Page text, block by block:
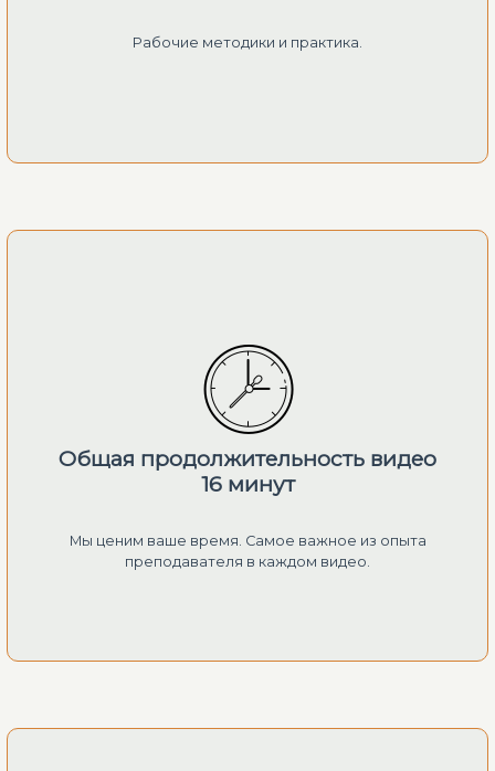
Рабочие методики и практика.
Общая продолжительность видео
16 минут
Мы ценим ваше время. Самое важное из опыта
преподавателя в каждом видео.